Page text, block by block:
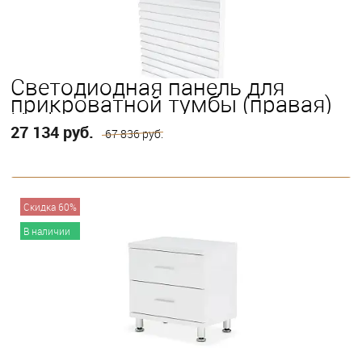
Светодиодная панель для
прикроватной тумбы (правая)
Horizons
27 134 руб. 67 836 руб.
Скидка 60%
В наличии